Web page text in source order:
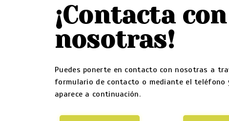
¡Contacta con
nosotras!
Puedes ponerte en contacto con nosotras a
formulario de contacto o mediante el teléfono
aparece a continuación.